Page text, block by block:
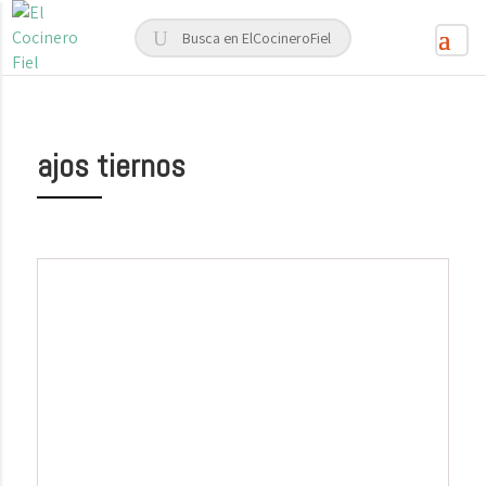
ajos tiernos